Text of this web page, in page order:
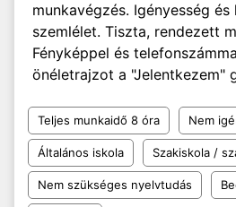
munkavégzés. Igényesség és
szemlélet. Tiszta, rendezett
Fényképpel és
önéletrajzot a "Jelentkezem"
Teljes munkaidő 8 óra Nem
Általános iskola Szakiskola /
Nem szükséges nyelvtudás